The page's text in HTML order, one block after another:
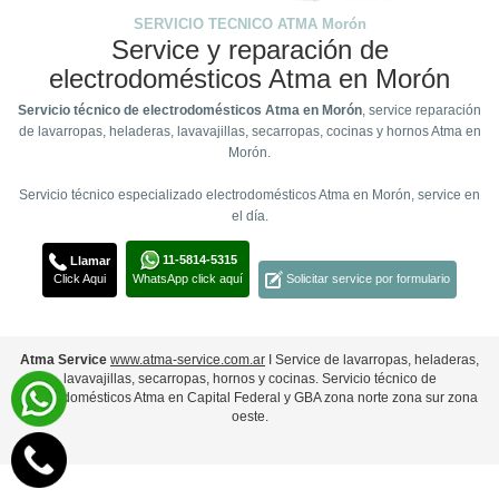
SERVICIO TECNICO ATMA Morón
Service y reparación de
electrodomésticos Atma en Morón
Servicio técnico de electrodomésticos Atma en Morón, service reparación
de lavarropas, heladeras, lavavajillas, secarropas, cocinas y hornos Atma en
Morón.
Servicio técnico especializado electrodomésticos Atma en Morón, service en
el día.
Llamar
Click Aqui
11-5814-5315
WhatsApp click aquí
Solicitar service por formulario
Atma Service www.atma-service.com.ar Ι Service de lavarropas, heladeras,
lavavajillas, secarropas, hornos y cocinas. Servicio técnico de
electrodomésticos Atma en Capital Federal y GBA zona norte zona sur zona
oeste.